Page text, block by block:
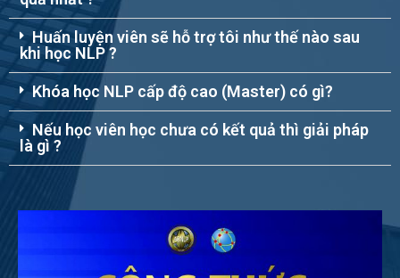
Huấn luyện viên sẽ hỗ trợ tôi như thế nào sau
khi học NLP ?
Khóa học NLP cấp độ cao (Master) có gì?
Nếu học viên học chưa có kết quả thì giải pháp
là gì ?